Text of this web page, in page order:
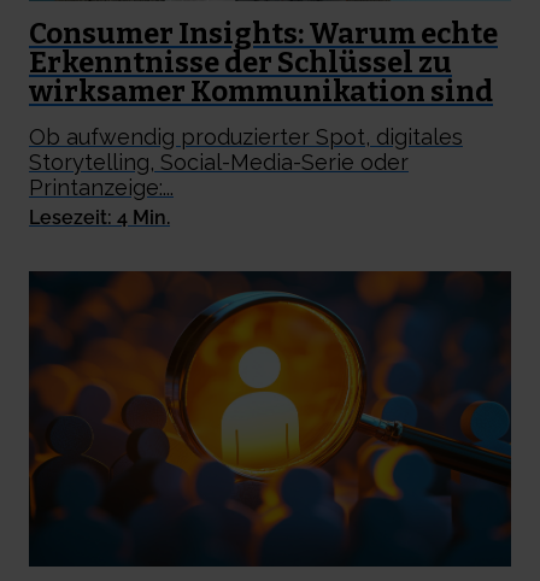
Consumer Insights: Warum echte
Erkenntnisse der Schlüssel zu
wirksamer Kommunikation sind
Ob aufwendig produzierter Spot, digitales
Storytelling, Social-Media-Serie oder
Printanzeige:...
Lesezeit: 4 Min.